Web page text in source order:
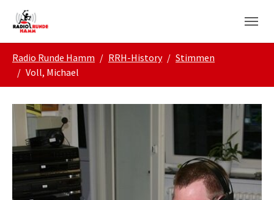
Skip to main navigation
Zum Hauptinhalt springen
Skip to page footer
Radio Runde Hamm RRH-History
Stimmen
Voll, Michael